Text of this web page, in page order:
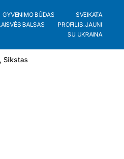
GYVENIMO BŪDAS
SVEIKATA
BALSAS
PROFILIS_JAUNI
SU UKRAINA
, Sikstas